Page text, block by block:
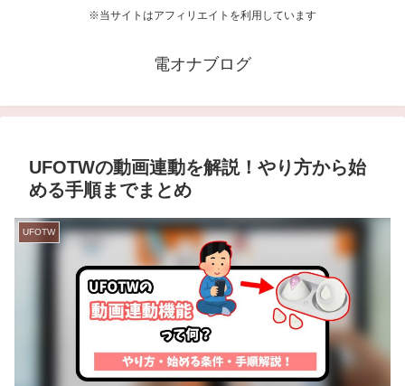
※当サイトはアフィリエイトを利用しています
電オナブログ
UFOTWの動画連動を解説！やり方から始
める手順までまとめ
UFOTW